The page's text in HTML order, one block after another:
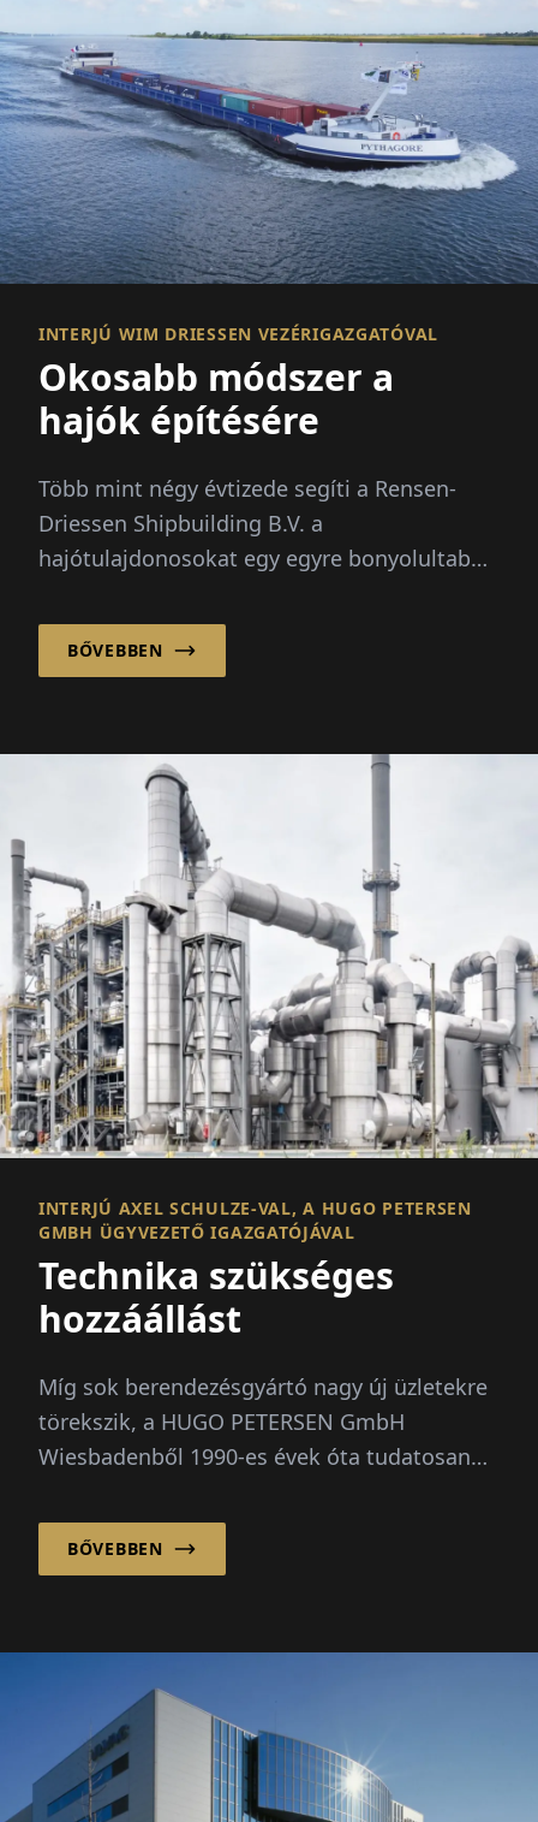
INTERJÚ WIM DRIESSEN VEZÉRIGAZGATÓVAL
Okosabb módszer a
hajók építésére
Több mint négy évtizede segíti a Rensen-
Driessen Shipbuilding B.V. a
hajótulajdonosokat egy egyre bonyolultabb
hajótervezéssel és rugalmas, nemzetközi
beszerzési modelljükkel.
BŐVEBBEN
INTERJÚ AXEL SCHULZE-VAL, A HUGO PETERSEN
GMBH ÜGYVEZETŐ IGAZGATÓJÁVAL
Technika szükséges
hozzáállást
Míg sok berendezésgyártó nagy új üzletekre
törekszik, a HUGO PETERSEN GmbH
Wiesbadenből 1990-es évek óta tudatosan
összpontosít...
BŐVEBBEN